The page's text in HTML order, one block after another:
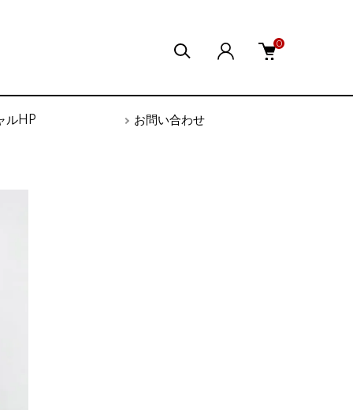
0
ルHP お問い合わせ